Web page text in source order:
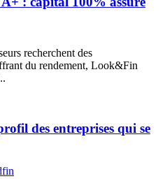
recherchent des
du rendement, Look&Fin
des entreprises qui se